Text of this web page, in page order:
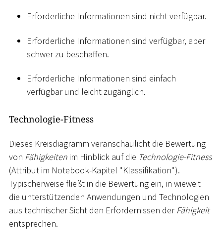
Erforderliche Informationen sind nicht verfügbar.
Erforderliche Informationen sind verfügbar, aber
schwer zu beschaffen.
Erforderliche Informationen sind einfach
verfügbar und leicht zugänglich.
Technologie-Fitness
Dieses Kreisdiagramm veranschaulicht die Bewertung
von Fähigkeiten im Hinblick auf die Technologie-Fitness
(Attribut im Notebook-Kapitel "Klassifikation").
Typischerweise fließt in die Bewertung ein, in wieweit
die unterstützenden Anwendungen und Technologien
aus technischer Sicht den Erfordernissen derFähigkeit
entsprechen.